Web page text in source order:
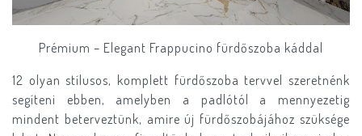
Prémium – Elegant Frappucino fürdőszoba káddal
12 olyan stílusos, komplett fürdőszoba tervvel szeretnénk
segíteni ebben, amelyben a padlótól a mennyezetig
mindent beterveztünk, amire új fürdőszobájához szüksége